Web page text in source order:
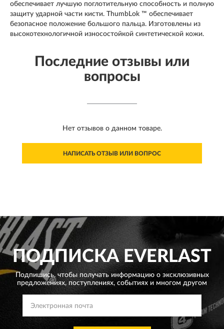
обеспечивает лучшую поглотительную способность и полную
защиту ударной части кисти. ThumbLok ™ обеспечивает
безопасное положение большого пальца. Изготовлены из
высокотехнологичной износостойкой синтетической кожи.
Последние отзывы или
вопросы
Нет отзывов о данном товаре.
НАПИСАТЬ ОТЗЫВ ИЛИ ВОПРОС
ПОДПИСКАEVERLAST
Подпишись, чтобы получать информацию о эксклюзивных
предложениях, поступлениях, событиях и многом другом